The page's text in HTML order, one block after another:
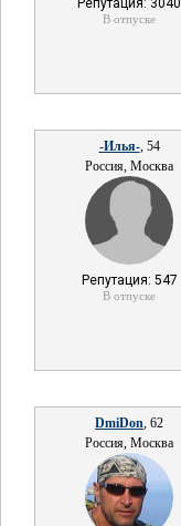
Репутация: 3040
В отпуске
-Илья-, 54
Россия, Москва
Репутация: 547
В отпуске
DmiDon, 62
Россия, Москва